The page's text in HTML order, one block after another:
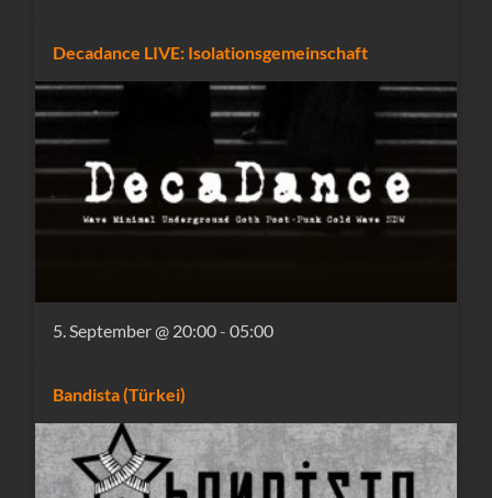
Decadance LIVE: Isolationsgemeinschaft
5. September @ 20:00-05:00
Bandista (Türkei)